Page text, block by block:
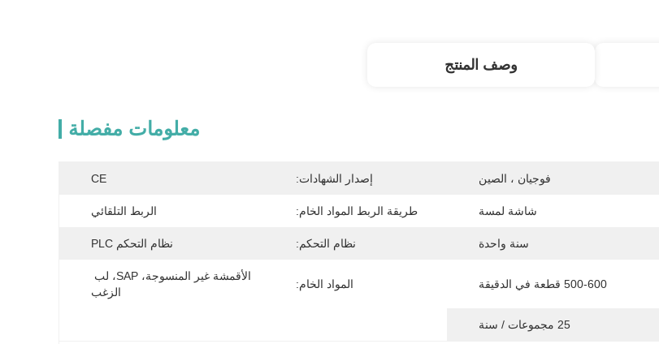
وصف المنتج
معلومات مفصلة
فوجيان ، الصين إصدار الشهادات: CE
شاشة لمسة طريقة الربط المواد الخام: الربط التلقائي
سنة واحدة نظام التحكم: نظام التحكم PLC
500-600 قطعة في الدقيقة المواد الخام:
الزغب
25 مجموعات / سنة